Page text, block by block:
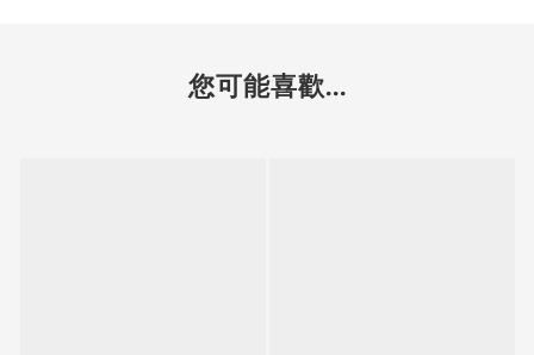
您可能喜歡...